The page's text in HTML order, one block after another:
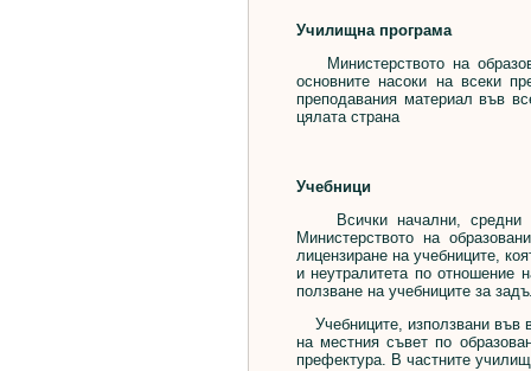
Училищна програма
Министерството на
основните насоки на всеки
преподавания материал във
цялата страна
Учебници
Всички начални, средни
Министерството на
лицензиране на учебниците,
и неутралитета по отношение
ползване на учебниците за
Учебниците, използвани във
на местния съвет по
префектура. В частните